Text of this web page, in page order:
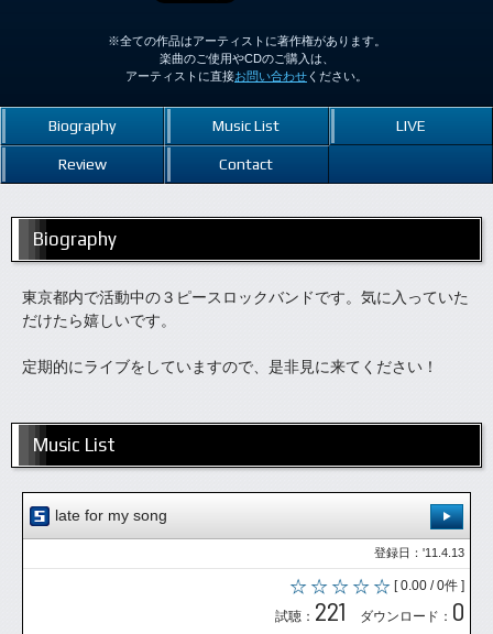
※全ての作品はアーティストに著作権があります。
楽曲のご使用やCDのご購入は、
アーティストに直接お問い合わせ ください。
Biography Music List LIVE
Review Contact
Biography
東京都内で活動中の３ピースロックバンドです。気に入っていた
だけたら嬉しいです。
定期的にライブをしていますので、是非見に来てください！
Music List
late for my song
登録日：'11.4.13
[ 0.00 / 0件 ]
試聴： 221 ダウンロード： 0